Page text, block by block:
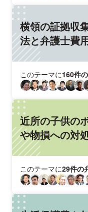
横領の証拠収
法と弁護士費
このテーマに160件
近所の子供の
や物損への対
このテーマに29件の